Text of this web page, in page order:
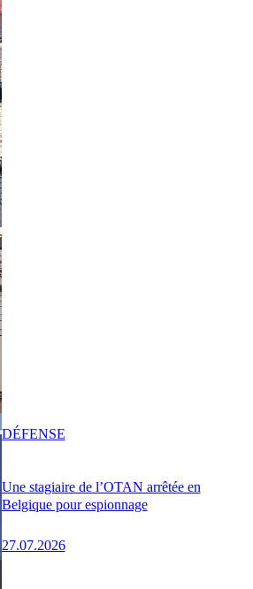
Une stagiaire de l’OTAN arrêtée en
Belgique pour espionnage
27.07.2026
DÉFENSE